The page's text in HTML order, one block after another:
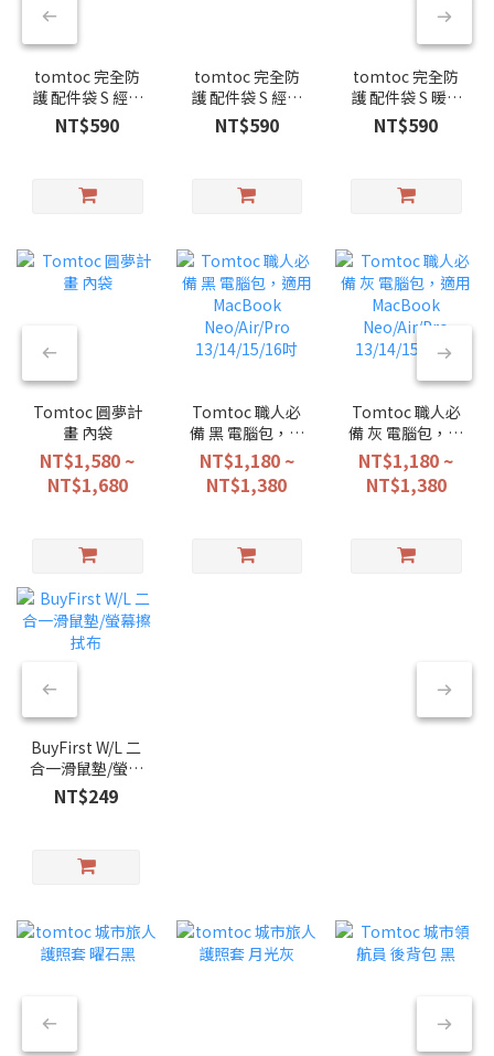
tomtoc 完全防
護 配件袋 S 經典
黑
NT$590
tomtoc 完全防
護 配件袋 S 經典
灰
NT$590
tomtoc 完全防
護 配件袋 S 暖柔
沙
NT$590
Tomtoc 圓夢計
畫 內袋
NT$1,580 ~
NT$1,680
Tomtoc 職人必
備 黑 電腦包，適
用 MacBook
Neo/Air/Pro
13/14/15/16吋
NT$1,180 ~
NT$1,380
Tomtoc 職人必
備 灰 電腦包，適
用 MacBook
Neo/Air/Pro
13/14/15/16吋
NT$1,180 ~
NT$1,380
BuyFirst W/L 二
合一滑鼠墊/螢幕
擦拭布
NT$249